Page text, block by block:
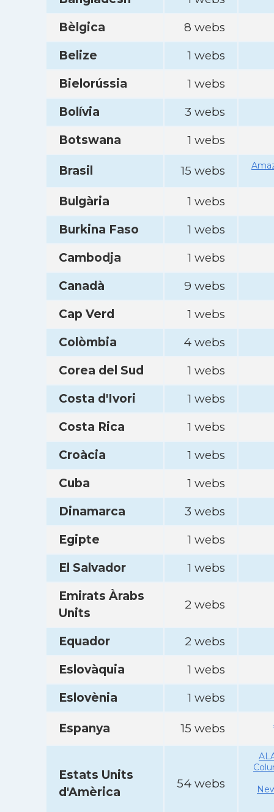
Bèlgica
8 webs
Belize
1 webs
Bielorússia
1 webs
Bolívia
3 webs
Botswana
1 webs
Brasil 15 webs
Bulgària
1 webs
Burkina Faso
1 webs
Cambodja
1 webs
Canadà
9 webs
Cap Verd
1 webs
Colòmbia
4 webs
Corea del Sud
1 webs
Costa d'Ivori
1 webs
Costa Rica
1 webs
Croàcia
1 webs
Cuba
1 webs
Dinamarca
3 webs
Egipte
1 webs
El Salvador
1 webs
Emirats Àrabs
Units
2 webs
Equador
2 webs
Eslovàquia
1 webs
Eslovènia
1 webs
Espanya 15 webs
Estats Units
d'Amèrica
54 webs